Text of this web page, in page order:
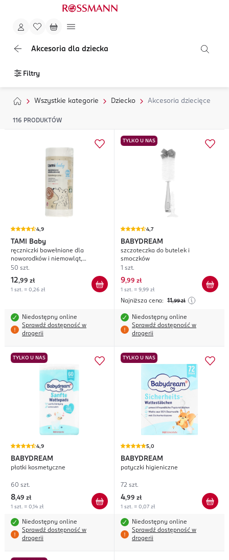
Akcesoria dla dziecka
Filtry
Wszystkie kategorie Dziecko Akcesoria dziecięce
116 PRODUKTÓW
4,9
TAMI Baby
ręczniczki bawełniane dla
noworodków i niemowląt,
superdelikatne
50 szt.
12,99 zł
1 szt. = 0,26 zł
Niedostępny online
Sprawdź dostępność w
drogerii
TYLKO U NAS
4,7
BABYDREAM
szczoteczka do butelek i
smoczków
1 szt.
9,99 zł
1 szt. = 9,99 zł
Najniższa cena: 11,99 zł
Niedostępny online
Sprawdź dostępność w
drogerii
TYLKO U NAS
4,9
BABYDREAM
płatki kosmetyczne
60 szt.
8,49 zł
1 szt. = 0,14 zł
Niedostępny online
Sprawdź dostępność w
drogerii
TYLKO U NAS
5,0
BABYDREAM
patyczki higieniczne
72 szt.
4,99 zł
1 szt. = 0,07 zł
Niedostępny online
Sprawdź dostępność w
drogerii